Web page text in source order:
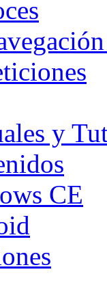
y
CE